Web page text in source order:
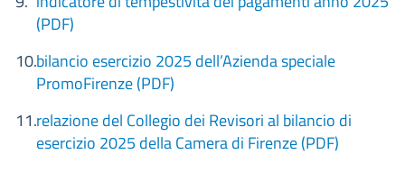
(PDF)
bilancio esercizio 2025 dell’Azienda speciale
PromoFirenze (PDF)
relazione del Collegio dei Revisori al bilancio di
esercizio 2025 della Camera di Firenze (PDF)